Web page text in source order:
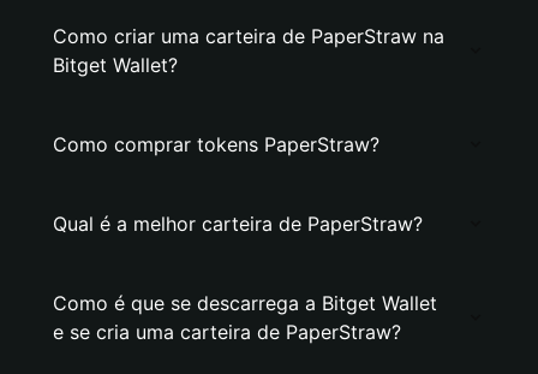
Como criar uma carteira de PaperStraw na
Bitget Wallet?
Como comprar tokens PaperStraw?
Qual é a melhor carteira de PaperStraw?
Como é que se descarrega a Bitget Wallet
e se cria uma carteira de PaperStraw?